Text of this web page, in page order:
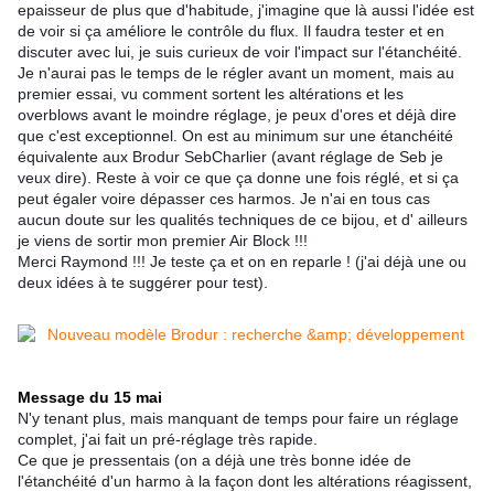
epaisseur de plus que d'habitude, j'imagine que là aussi l'idée est
de voir si ça améliore le contrôle du flux. Il faudra tester et en
discuter avec lui, je suis curieux de voir l'impact sur l'étanchéité.
Je n'aurai pas le temps de le régler avant un moment, mais au
premier essai, vu comment sortent les altérations et les
overblows avant le moindre réglage, je peux d'ores et déjà dire
que c'est exceptionnel. On est au minimum sur une étanchéité
équivalente aux Brodur SebCharlier (avant réglage de Seb je
veux dire). Reste à voir ce que ça donne une fois réglé, et si ça
peut égaler voire dépasser ces harmos. Je n'ai en tous cas
aucun doute sur les qualités techniques de ce bijou, et d' ailleurs
je viens de sortir mon premier Air Block !!!
Merci Raymond !!! Je teste ça et on en reparle ! (j'ai déjà une ou
deux idées à te suggérer pour test).
Message du 15 mai
N'y tenant plus, mais manquant de temps pour faire un réglage
complet, j'ai fait un pré-réglage très rapide.
Ce que je pressentais (on a déjà une très bonne idée de
l'étanchéité d'un harmo à la façon dont les altérations réagissent,